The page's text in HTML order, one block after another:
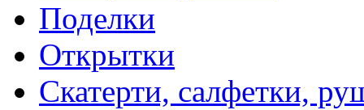
Поделки
Открытки
Скатерти, салфетки,